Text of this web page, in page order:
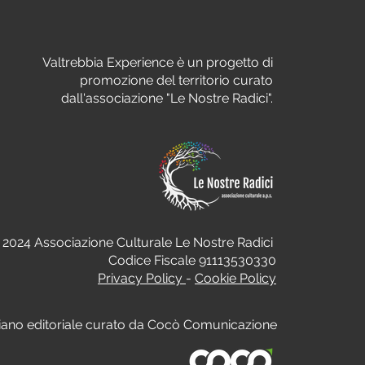
Valtrebbia Experience è un progetto di
promozione del territorio curato
dall'associazione "Le Nostre Radici".
Associazione Culturale Le Nostre Radici
Codice Fiscale 91113530330
Privacy Policy - Cookie Policy
editoriale curato da Cocò Comunicazione